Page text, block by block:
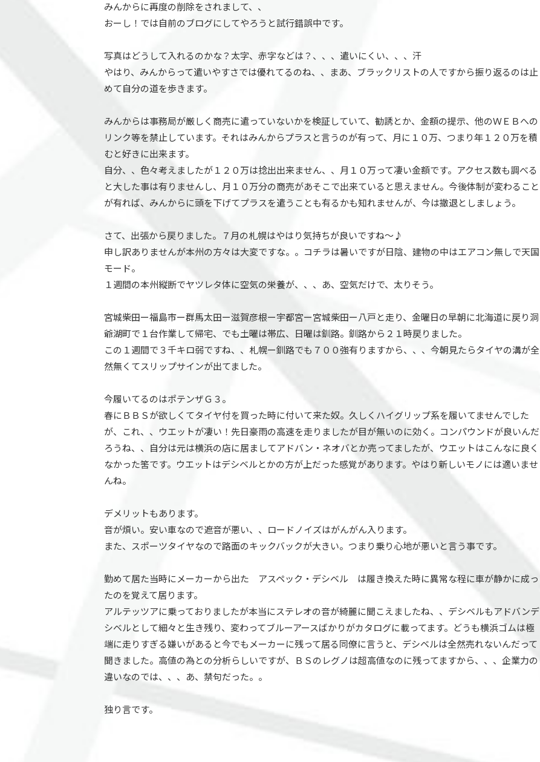
みんからに再度の削除をされまして、、
おーし！では自前のブログにしてやろうと試行錯誤中です。
写真はどうして入れるのかな？太字、赤字などは？、、、遣いにくい、、、汗
やはり、みんからって遣いやすさでは優れてるのね、、まあ、ブラックリストの人ですから振り返るのは止
めて自分の道を歩きます。
みんからは事務局が厳しく商売に遣っていないかを検証していて、勧誘とか、金額の提示、他のＷＥＢへの
リンク等を禁止しています。それはみんからプラスと言うのが有って、月に１０万、つまり年１２０万を積
むと好きに出来ます。
自分、、色々考えましたが１２０万は捻出出来ません、、月１０万って凄い金額です。アクセス数も調べる
と大した事は有りませんし、月１０万分の商売があそこで出来ていると思えません。今後体制が変わること
が有れば、みんからに頭を下げてプラスを遣うことも有るかも知れませんが、今は撤退としましょう。
さて、出張から戻りました。７月の札幌はやはり気持ちが良いですね～♪
申し訳ありませんが本州の方々は大変ですな。。コチラは暑いですが日陰、建物の中はエアコン無しで天国
モード。
１週間の本州縦断でヤツレタ体に空気の栄養が、、、あ、空気だけで、太りそう。
宮城柴田ー福島市ー群馬太田ー滋賀彦根ー宇都宮ー宮城柴田ー八戸と走り、金曜日の早朝に北海道に戻り洞
爺湖町で１台作業して帰宅、でも土曜は帯広、日曜は釧路。釧路から２１時戻りました。
この１週間で３千キロ弱ですね、、札幌ー釧路でも７００強有りますから、、、今朝見たらタイヤの溝が全
然無くてスリップサインが出てました。
今履いてるのはポテンザＧ３。
春にＢＢＳが欲しくてタイヤ付を買った時に付いて来た奴。久しくハイグリップ系を履いてませんでした
が、これ、、ウエットが凄い！先日豪雨の高速を走りましたが目が無いのに効く。コンパウンドが良いんだ
ろうね、、自分は元は横浜の店に居ましてアドバン・ネオバとか売ってましたが、ウエットはこんなに良く
なかった筈です。ウエットはデシベルとかの方が上だった感覚があります。やはり新しいモノには適いませ
んね。
デメリットもあります。
音が煩い。安い車なので遮音が悪い、、ロードノイズはがんがん入ります。
また、スポーツタイヤなので路面のキックバックが大きい。つまり乗り心地が悪いと言う事です。
勤めて居た当時にメーカーから出た アスペック・デシベル は履き換えた時に異常な程に車が静かに成っ
たのを覚えて居ります。
アルテッツアに乗っておりましたが本当にステレオの音が綺麗に聞こえましたね、、デシベルもアドバンデ
シベルとして細々と生き残り、変わってブルーアースばかりがカタログに載ってます。どうも横浜ゴムは極
端に走りすぎる嫌いがあると今でもメーカーに残って居る同僚に言うと、デシベルは全然売れないんだって
聞きました。高値の為との分析らしいですが、ＢＳのレグノは超高値なのに残ってますから、、、企業力の
違いなのでは、、、あ、禁句だった。。
独り言です。